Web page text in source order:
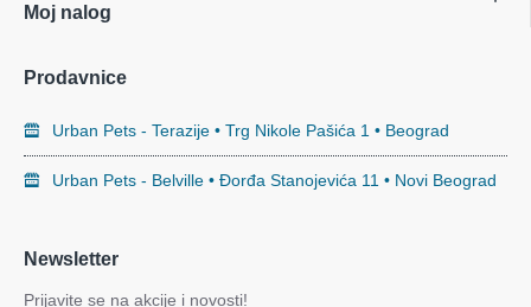
Moj nalog
Prodavnice
Urban Pets - Terazije • Trg Nikole Pašića 1 • Beograd
Urban Pets - Belville • Đorđa Stanojevića 11 • Novi Beograd
Newsletter
Prijavite se na akcije i novosti!